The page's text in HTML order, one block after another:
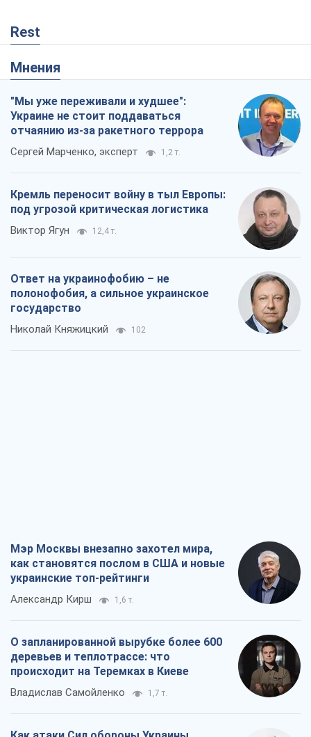
Rest
Мнения
"Мы уже переживали и худшее":
Украине не стоит поддаваться
отчаянию из-за ракетного террора
Сергей Марченко, эксперт 1,2 т.
Кремль переносит войну в тыл Европы:
под угрозой критическая логистика
Виктор Ягун 12,4 т.
Ответ на украинофобию – не
полонофобия, а сильное украинское
государство
Николай Княжицкий 102
Мэр Москвы внезапно захотел мира,
как становятся послом в США и новые
украинские топ-рейтинги
Александр Кирш 1,6 т.
О запланированной вырубке более 600
деревьев и теплотрассе: что
происходит на Теремках в Киеве
Владислав Самойленко 1,7 т.